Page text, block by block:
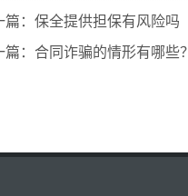
篇：保全提供担保有风险吗
篇：合同诈骗的情形有哪些？